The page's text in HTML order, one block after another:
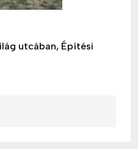
utcában, Építési